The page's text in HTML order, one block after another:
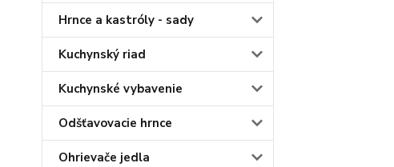
Hrnce a kastróly - sady
Kuchynský riad
Kuchynské vybavenie
Odšťavovacie hrnce
Ohrievače jedla